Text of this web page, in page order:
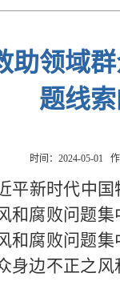
助领域
题线
时间：2024-05-01 作
平新时代中
和腐败问题
和腐败问题
身边不正之